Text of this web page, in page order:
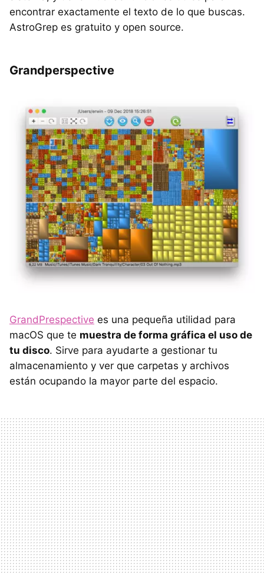
encontrar exactamente el texto de lo que buscas.
AstroGrep es gratuito y open source.
Grandperspective
GrandPrespective es una pequeña utilidad para
macOS que te muestra de forma gráfica el uso de
tu disco. Sirve para ayudarte a gestionar tu
almacenamiento y ver que carpetas y archivos
están ocupando la mayor parte del espacio.